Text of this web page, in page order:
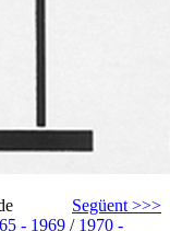
Següent >>>
- 1969 / 1970 -